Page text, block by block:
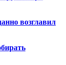
возглавил